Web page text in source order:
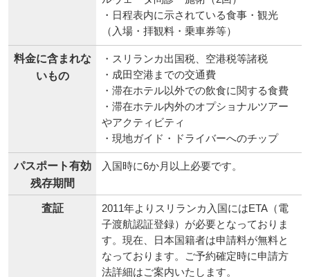
ルヴェーダ問診・施術（2回）
・日程表内に示されている食事・観光
（入場・拝観料・乗車券等）
料金に含まれな
・スリランカ出国税、空港税等諸税
・成田空港までの交通費
・滞在ホテル以外での飲食に関する食費
・滞在ホテル内外のオプショナルツアー
やアクティビティ
・現地ガイド・ドライバーへのチップ
パスポート有効
残存期間
2011年よりスリランカ入国にはETA（電
子渡航認証登録）が必要となっておりま
す。現在、日本国籍者は申請料が無料と
なっております。ご予約確定時に申請方